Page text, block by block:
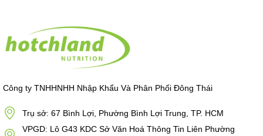
Công ty TNHHNHH Nhập Khẩu Và Phân Phối Đông Thái
Trụ sở: 67 Bình Lợi, Phường Bình Lợi Trung, TP. HCM
VPGD: Lô G43 KDC Sở Văn Hoá Thông Tin Liên Phường